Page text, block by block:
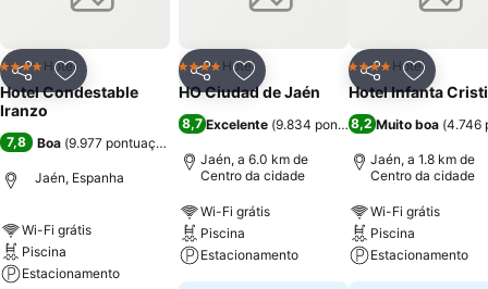
PartilharAdicionar aos favoritos
4 EstrelasHotel
Hotel Condestable
Iranzo
7,8 Boa (9.977 pontuações
Jaén, Espanha
Wi-Fi grátis
Piscina
Estacionamento
PartilharAdicionar aos favoritos
4 EstrelasHotel
HO Ciudad de Jaén
8,7 Excelente (9.834 pontuações)
Jaén, a 6.0 km de
Centro da cidade
Wi-Fi grátis
Piscina
Estacionamento
Partilhar
4 EstrelasHotel
Hotel Infanta
8,2 Muito boa (4.746
Jaén, a 1.8 km de
Centro da cidade
Wi-Fi grátis
Piscina
Estacionamento